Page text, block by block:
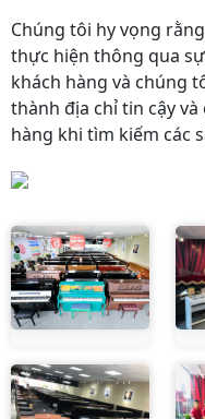
Chúng tôi hy vọng
thực hiện thông qua
khách hàng và chúng
thành địa chỉ tin cậy
hàng khi tìm kiếm các